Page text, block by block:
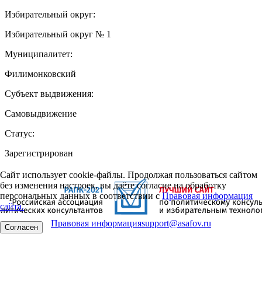
Избирательный округ:
Избирательный округ № 1
Муниципалитет:
Филимонковский
Субъект выдвижения:
Самовыдвижение
Статус:
Зарегистрирован
Сайт использует cookie-файлы. Продолжая пользоваться сайтом
без изменения настроек, вы даёте согласие на обработку
персональных данных в соответствии сПравовая информация
сайта.
Согласен Правовая информацияsupport@asafov.ru